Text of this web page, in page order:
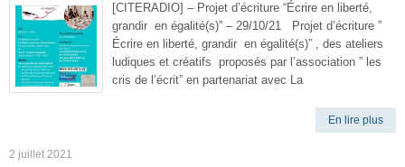
[CITERADIO] – Projet d’écriture “Écrire en liberté,
grandir en égalité(s)” – 29/10/21 Projet d’écriture ”
Écrire en liberté, grandir en égalité(s)” , des ateliers
ludiques et créatifs proposés par l’association ” les
cris de l’écrit” en partenariat avec La
En lire plus
2 juillet 2021